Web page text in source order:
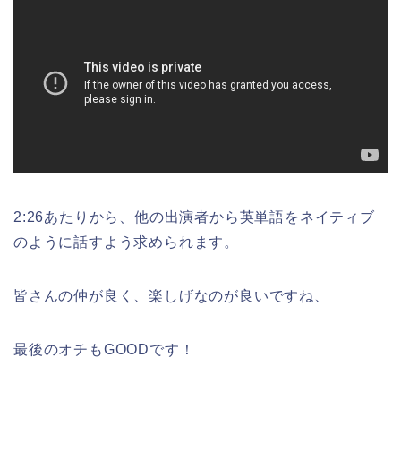
2:26あたりから、他の出演者から英単語をネイティブ
のように話すよう求められます。
皆さんの仲が良く、楽しげなのが良いですね、
最後のオチもGOODです！